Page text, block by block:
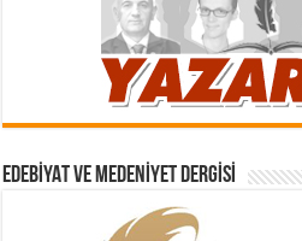
EDEBIYAT VE MEDENIYET DERGISI